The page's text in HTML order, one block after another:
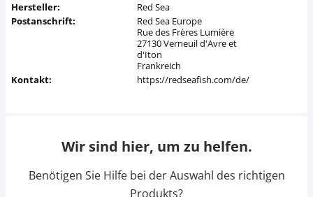
Hersteller:
Red Sea
Postanschrift:
Red Sea Europe
Rue des Frères Lumière
27130 Verneuil d'Avre et
d'Iton
Frankreich
Kontakt:
https://redseafish.com/de/
Wir sind hier, um zu helfen.
Benötigen Sie Hilfe bei der Auswahl des richtigen
Produkts?